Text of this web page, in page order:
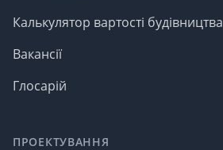
Калькулятор вартості будівництва
Вакансії
Глосарій
ПРОЕКТУВАННЯ